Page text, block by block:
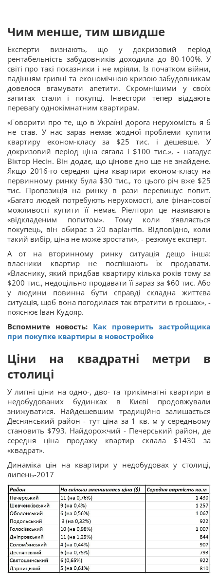
Чим менше, тим швидше
Експерти визнають, що у докризовий період
рентабельність забудовників доходила до 80-100%. У
світі про такі показники і не мріяли. Із початком війни,
падінням гривні та економічною кризою забудовникам
довелося вгамувати апетити. Скромнішими у своїх
запитах стали і покупці. Інвестори тепер віддають
перевагу однокімнатним квартирам.
«Говорити про те, що в Україні дорога нерухомість я б
не став. У нас зараз немає жодної проблеми купити
квартиру економ-класу за $25 тис. і дешевше. У
докризовий період ціна сягала і $100 тис.», - нагадує
Віктор Несін. Він додає, що цінове дно ще не знайдене.
Якщо 2016-го середня ціна квартири економ-класу на
первинному ринку була $30 тис., то цього річ вже $25
тис. Пропозиція на ринку в рази перевищує попит.
«Багато людей потребують нерухомості, але фінансової
можливості купити її немає. Ріелтори це називають
«відкладеним попитом». Тому коли з’являється
покупець, він обирає з 20 варіантів. Відповідно, коли
такий вибір, ціна не може зростати», - резюмує експерт.
А от на вторинному ринку ситуація дещо інша:
власники квартир не поспішають їх продавати.
«Власнику, який придбав квартиру кілька років тому за
$200 тис., недоцільно продавати її зараз за $60 тис. Або
у людини повинна бути справді складна життєва
ситуація, щоб вона погодилася так втратити в грошах», -
пояснює Іван Кудояр.
Вспомните новость: Как проверить застройщика
при покупке квартиры в новостройке
Ціни на квадратні метри в
столиці
У липні ціни на одно-, дво- та трикімнатні квартири в
недобудованих будинках в Києві продовжували
знижуватися. Найдешевшим традиційно залишається
Деснянський район - тут ціна за 1 кв. м у середньому
становить $793. Найдорожчий - Печерський район, де
середня ціна продажу квартир склала $1430 за
«квадрат».
Динаміка цін на квартири у недобудовах у столиці,
липень-2017